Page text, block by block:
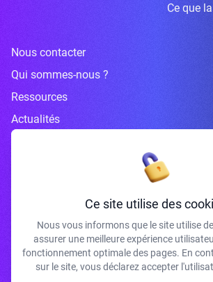
Ce que
Nous contacter
Qui sommes-nous ?
Ressources
Actualités
Inscrivez-vous à la
J'accepte de recevoir vos e-mails et confirme
votre politique de confidentialité et
Ce site utilise des
Nous vous informons que le site utilise
assurer une meilleure expérience
fonctionnement optimale des pages. En
sur le site, vous déclarez accepter